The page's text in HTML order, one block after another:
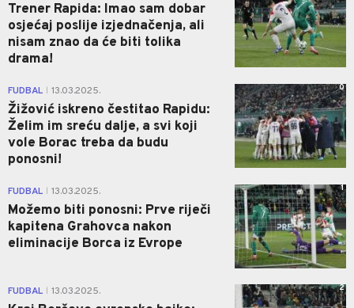
Trener Rapida: Imao sam dobar
osjećaj poslije izjednačenja, ali
nisam znao da će biti tolika
drama!
FUDBAL 13.03.2025.
Žižović iskreno čestitao Rapidu:
Želim im sreću dalje, a svi koji
vole Borac treba da budu
ponosni!
0
FUDBAL 13.03.2025.
Možemo biti ponosni: Prve riječi
kapitena Grahovca nakon
eliminacije Borca iz Evrope
1
FUDBAL 13.03.2025. 2